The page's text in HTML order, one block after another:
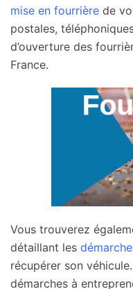
mise en fourrière de
postales,
d’ouverture des
France.
Vous trouverez
détaillant les
récupérer son
démarches à